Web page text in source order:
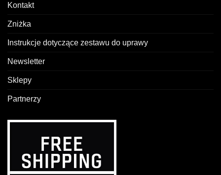
Kontakt
Zniżka
Instrukcje dotyczące zestawu do uprawy
Newsletter
Sklepy
Partnerzy